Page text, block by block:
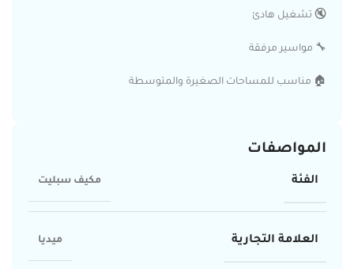
🔇 تشغيل هادئ
🔧 مواسير مرفقة
🏠 مناسب للمساحات الصغيرة والمتوسطة
المواصفات
الفئة مكيف سبليت
العلامة التجارية ميديا